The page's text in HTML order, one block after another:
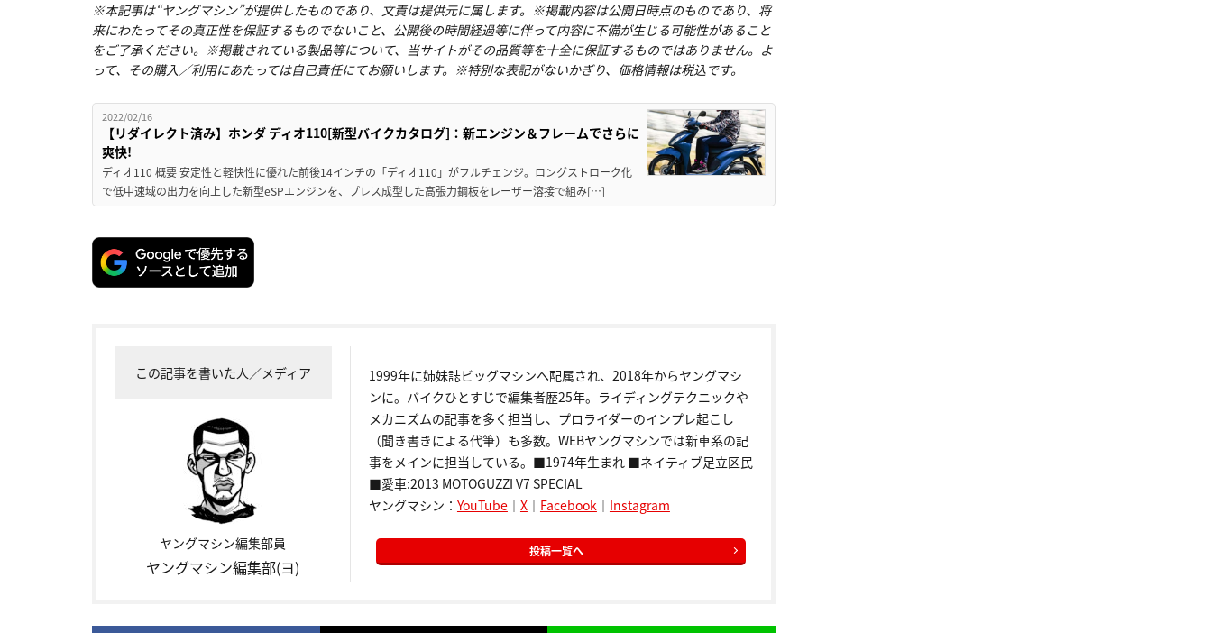
※本記事は“ヤングマシン”が提供したものであり、文責は提供元に属します。※掲載内容は公開日時点のものであり、将
来にわたってその真正性を保証するものでないこと、公開後の時間経過等に伴って内容に不備が生じる可能性があること
をご了承ください。※掲載されている製品等について、当サイトがその品質等を十全に保証するものではありません。よ
って、その購入／利用にあたっては自己責任にてお願いします。※特別な表記がないかぎり、価格情報は税込です。
2022/02/16
【リダイレクト済み】ホンダ ディオ110[新型バイクカタログ]：新エンジン＆フレームでさらに
爽快!
ディオ110 概要 安定性と軽快性に優れた前後14インチの「ディオ110」がフルチェンジ。ロングストローク化
で低中速域の出力を向上した新型eSPエンジンを、プレス成型した高張力鋼板をレーザー溶接で組み[…]
この記事を書いた人／メディア
ヤングマシン編集部員
ヤングマシン編集部(ヨ)
1999年に姉妹誌ビッグマシンへ配属され、2018年からヤングマシ
ンに。バイクひとすじで編集者歴25年。ライディングテクニックや
メカニズムの記事を多く担当し、プロライダーのインプレ起こし
（聞き書きによる代筆）も多数。WEBヤングマシンでは新車系の記
事をメインに担当している。■1974年生まれ ■ネイティブ足立区民
■愛車:2013 MOTOGUZZI V7 SPECIAL
ヤングマシン： YouTube｜ X｜ Facebook｜ Instagram
投稿一覧へ